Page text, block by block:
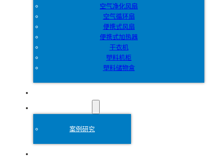
空气净化风扇
空气循环扇
便携式风扇
便携式加热器
干衣机
塑料机柜
塑料储物盒
案例研究